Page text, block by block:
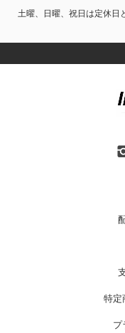
土曜、日曜、祝日は定休日
特定
プ